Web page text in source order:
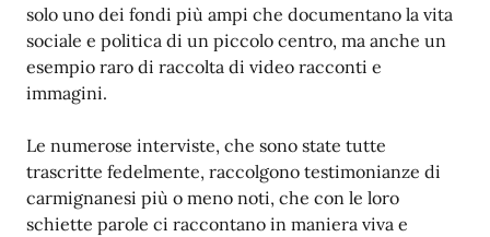
solo uno dei fondi più ampi che documentano la vita
sociale e politica di un piccolo centro, ma anche un
esempio raro di raccolta di video racconti e
immagini.
Le numerose interviste, che sono state tutte
trascritte fedelmente, raccolgono testimonianze di
carmignanesi più o meno noti, che con le loro
schiette parole ci raccontano in maniera viva e